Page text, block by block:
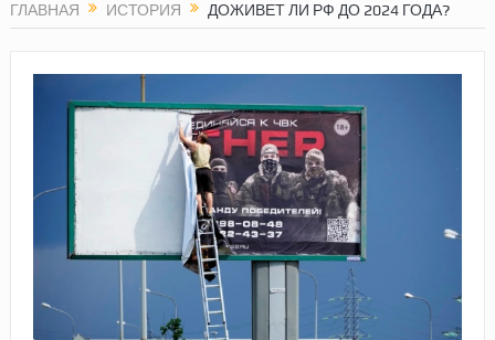
ГЛАВНАЯ ИСТОРИЯ ДОЖИВЕТ ЛИ РФ ДО 2024 ГОДА?